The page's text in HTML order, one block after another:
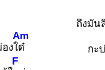
งใ
Am
ด๋
F
ถึงมัน
กะ